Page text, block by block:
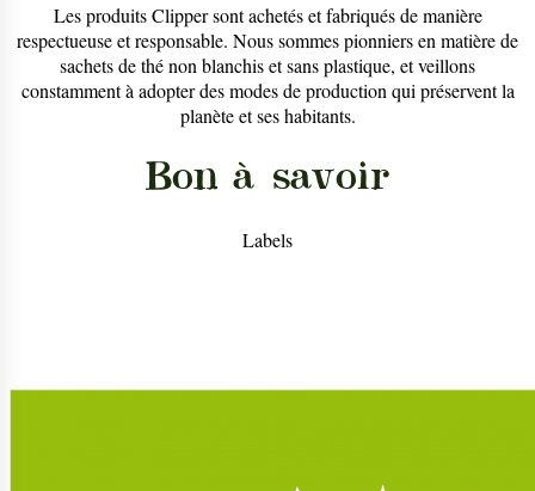
Les produits Clipper sont achetés et fabriqués de manière
respectueuse et responsable. Nous sommes pionniers en matière de
sachets de thé non blanchis et sans plastique, et veillons
constamment à adopter des modes de production qui préservent la
planète et ses habitants.
Bon à savoir
Labels